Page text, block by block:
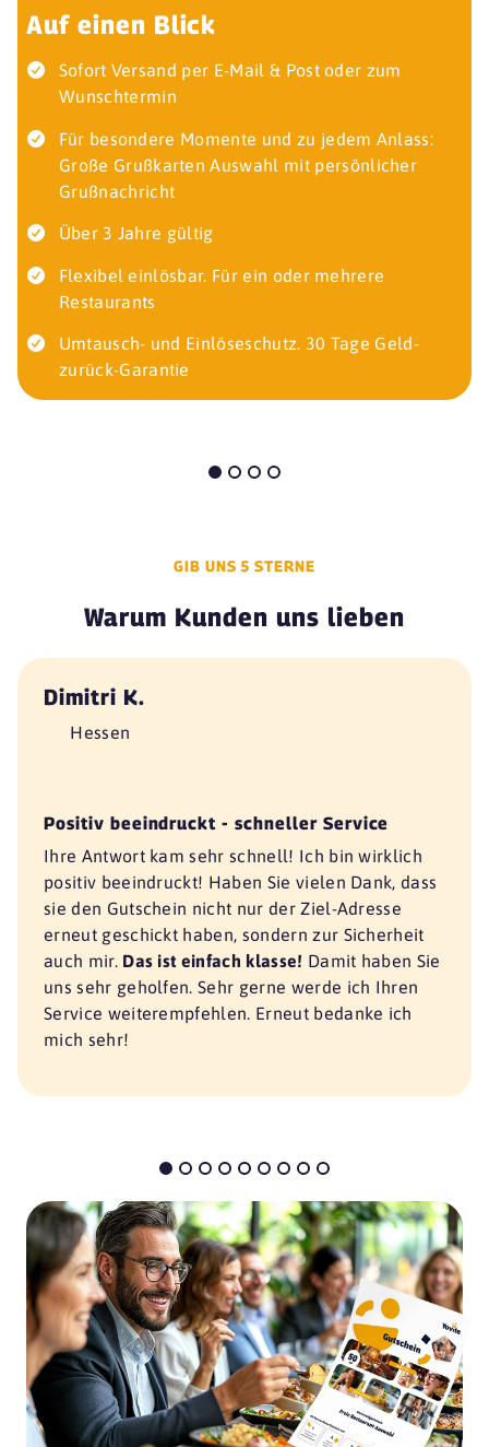
Auf einen Blick
Sofort Versand per E-Mail & Post oder zum
Wunschtermin
Für besondere Momente und zu jedem Anlass:
Große Grußkarten Auswahl mit persönlicher
Grußnachricht
Über 3 Jahre gültig
Flexibel einlösbar. Für ein oder mehrere
Restaurants
Umtausch- und Einlöseschutz. 30 Tage Geld-
zurück-Garantie
GIB UNS 5 STERNE
Warum Kunden uns lieben
Dimitri K.
Hessen
Positiv beeindruckt - schneller Service
Ihre Antwort kam sehr schnell! Ich bin wirklich
positiv beeindruckt! Haben Sie vielen Dank, dass
sie den Gutschein nicht nur der Ziel-Adresse
erneut geschickt haben, sondern zur Sicherheit
auch mir. Das ist einfach klasse! Damit haben Sie
uns sehr geholfen. Sehr gerne werde ich Ihren
Service weiterempfehlen. Erneut bedanke ich
mich sehr!